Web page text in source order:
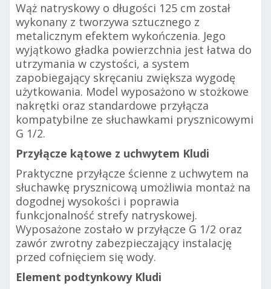
Wąż natryskowy o długości 125 cm został
wykonany z tworzywa sztucznego z
metalicznym efektem wykończenia. Jego
wyjątkowo gładka powierzchnia jest łatwa do
utrzymania w czystości, a system
zapobiegający skręcaniu zwiększa wygodę
użytkowania. Model wyposażono w stożkowe
nakrętki oraz standardowe przyłącza
kompatybilne ze słuchawkami prysznicowymi
G 1/2.
Przyłącze kątowe z uchwytem Kludi
Praktyczne przyłącze ścienne z uchwytem na
słuchawkę prysznicową umożliwia montaż na
dogodnej wysokości i poprawia
funkcjonalność strefy natryskowej.
Wyposażone zostało w przyłącze G 1/2 oraz
zawór zwrotny zabezpieczający instalację
przed cofnięciem się wody.
Element podtynkowy Kludi